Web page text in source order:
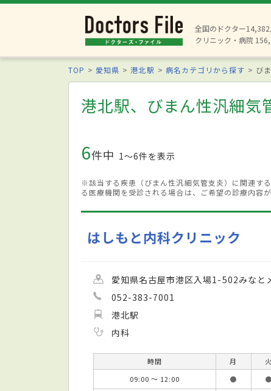
全国のドクター
クリニック・病院
TOP 愛知県 港北駅 病名カテゴリから探す び
港北駅、びまん性汎細気
6件中 1〜6件を表示
※該当する疾患（びまん性汎細気管支炎）に関連す
る医療機関を受診される場合は、ご希望の診療内容
はしもと内科クリニック
愛知県名古屋市港区入場1-502みなと
052-383-7001
港北駅
内科
時間 月 火
09:00 ～ 12:00
● ●